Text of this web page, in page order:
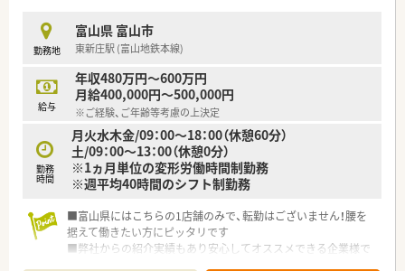
プも目指せる環境が整っています。
≪ 福利厚生について ≫
■定期健康診断(年1回）※費用は全額負担
■ インフルエンザの予防接種（全額負担）
■ 白衣クリーニング全額負担
■レクレーション（忘年会、社員による交流会など）
勤務地
富山県 富山市
東新庄駅 (富山地鉄本線)
給与
年収480万円～600万円
月給400,000円～500,000円
※ご経験、ご年齢等考慮の上決定
勤務
時間
月火水木金/09：00～18：00（休憩60分）
土/09：00～13：00（休憩0分）
※1ヵ月単位の変形労働時間制勤務
※週平均40時間のシフト制勤務
■富山県にはこちらの1店舗のみで、転勤はございません！腰を
据えて働きたい方にピッタリです
■弊社からの紹介実績もあり安心してオススメできる企業様で